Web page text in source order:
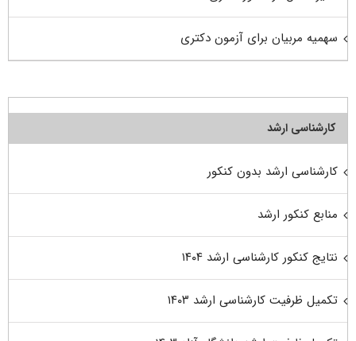
سهمیه مربیان برای آزمون دکتری
کارشناسی ارشد
کارشناسی ارشد بدون کنکور
منابع کنکور ارشد
نتایج کنکور کارشناسی ارشد ۱۴۰۴
تکمیل ظرفیت کارشناسی ارشد ۱۴۰۳